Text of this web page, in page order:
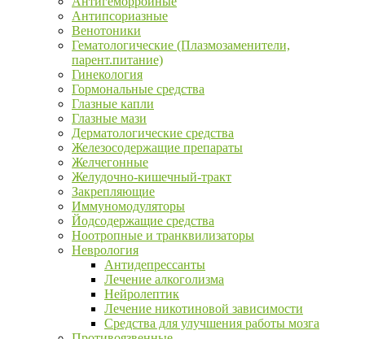
Антипсориазные
Венотоники
Гематологические (Плазмозаменители,
парент.питание)
Гинекология
Гормональные средства
Глазные капли
Глазные мази
Дерматологические средства
Железосодержащие препараты
Желчегонные
Желудочно-кишечный-тракт
Закрепляющие
Иммуномодуляторы
Йодсодержащие средства
Ноотропные и транквилизаторы
Неврология
Антидепрессанты
Лечение алкоголизма
Нейролептик
Лечение никотиновой зависимости
Средства для улучшения работы мозга